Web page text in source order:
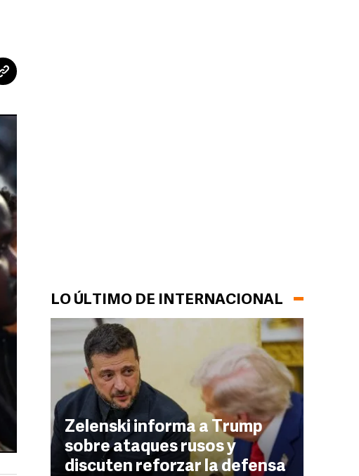
LO ÚLTIMO DE INTERNACIONAL
Zelenski informa a Trump
sobre ataques rusos y
discuten reforzar la defensa